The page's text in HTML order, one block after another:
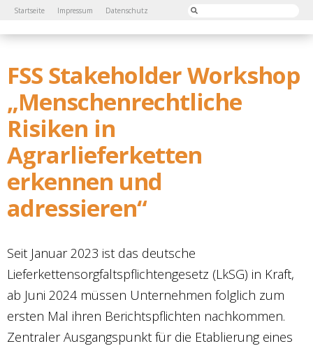
Startseite Impressum Datenschutz
FSS Stakeholder Workshop
„Menschenrechtliche
Risiken in
Agrarlieferketten
erkennen und
adressieren“
Seit Januar 2023 ist das deutsche
Lieferkettensorgfaltspflichtengesetz (LkSG) in Kraft,
ab Juni 2024 müssen Unternehmen folglich zum
ersten Mal ihren Berichtspflichten nachkommen.
Zentraler Ausgangspunkt für die Etablierung eines